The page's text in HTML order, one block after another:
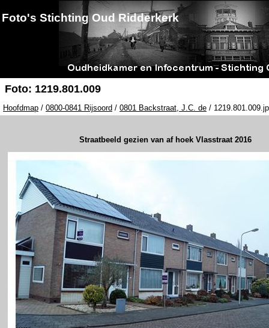
Foto's Stichting Oud Ridderkerk
Foto: 1219.801.009
Hoofdmap / 0800-0841 Rijsoord / 0801 Backstraat, J.C. de /
Straatbeeld gezien van af hoek Vlasstraat 2016